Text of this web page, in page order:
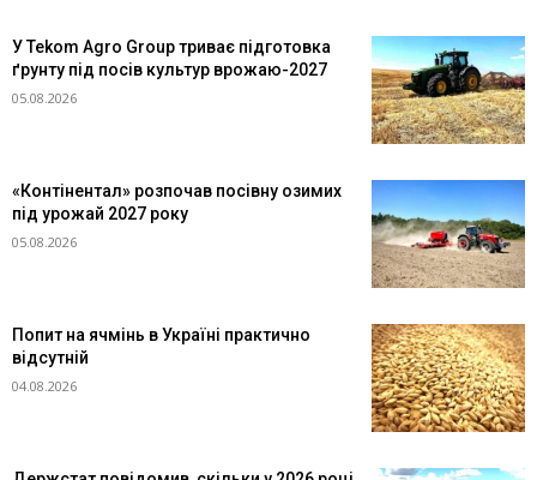
У Tekom Agro Group триває підготовка
ґрунту під посів культур врожаю-2027
05.08.2026
«Контінентал» розпочав посівну озимих
під урожай 2027 року
05.08.2026
Попит на ячмінь в Україні практично
відсутній
04.08.2026